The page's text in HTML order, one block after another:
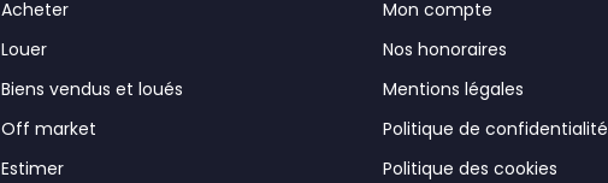
Acheter
Louer
Biens vendus et loués
Off market
Estimer
Mon compte
Nos honoraires
Mentions légales
Politique de confidentialité
Politique des cookies